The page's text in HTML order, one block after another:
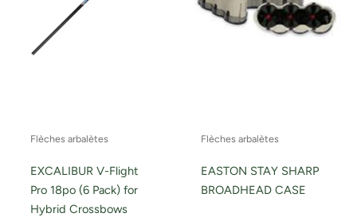
Flèches arbalètes
EXCALIBUR V-Flight
Pro 18po (6 Pack) for
Hybrid Crossbows
Flèches arbalètes
EASTON STAY SHARP
BROADHEAD CASE